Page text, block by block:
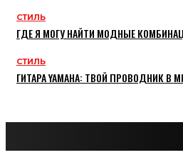
СТИЛЬ
ГДЕ Я МОГУ НАЙТИ МОДНЫЕ
СТИЛЬ
ГИТАРА YAMAHA: ТВОЙ ПРОВОДНИК В